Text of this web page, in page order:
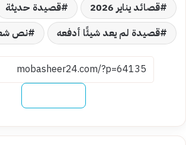
قصائد يناير 2026
قصيدة حديثة
قصيدة لم يعد شيئًا أدفعه
نص